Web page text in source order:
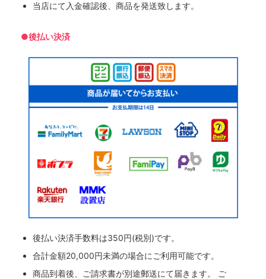
当店にて入金確認後、商品を発送致します。
●後払い決済
後払い決済手数料は350円(税別)です。
合計金額20,000円未満の場合にご利用可能です。
商品到着後、ご請求書が別途郵送にて届きます。 ご